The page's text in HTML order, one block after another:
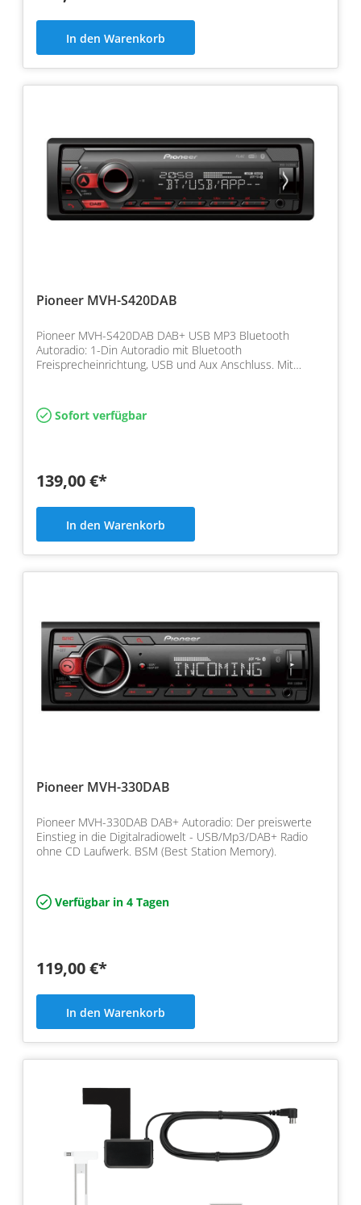
In den Warenkorb
Pioneer MVH-S420DAB
Pioneer MVH-S420DAB DAB+ USB MP3 Bluetooth
Autoradio: 1-Din Autoradio mit Bluetooth
Freisprecheinrichtung, USB und Aux Anschluss. Mit
Sofort verfügbar
139,00 €*
In den Warenkorb
Pioneer MVH-330DAB
Pioneer MVH-330DAB DAB+ Autoradio: Der preiswerte
Einstieg in die Digitalradiowelt - USB/Mp3/DAB+ Radio
ohne CD Laufwerk. BSM (Best Station Memory).
Verfügbar in 4 Tagen
119,00 €*
In den Warenkorb